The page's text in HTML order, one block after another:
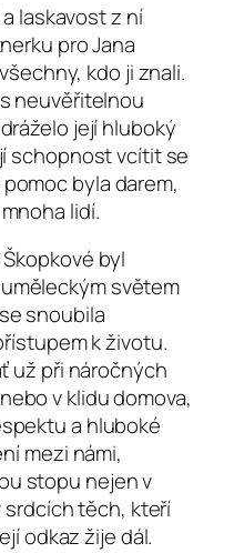
laskavost z ní
pro Jana
kdo ji znali.
neuvěřitelnou
její hluboký
schopnost vcítit se
byla darem,
lidí.
byl
světem
snoubila
k životu.
už při náročných
v klidu domova,
a hluboké
mezi námi,
stopu nejen v
srdcích těch, kteří
odkaz žije dál.